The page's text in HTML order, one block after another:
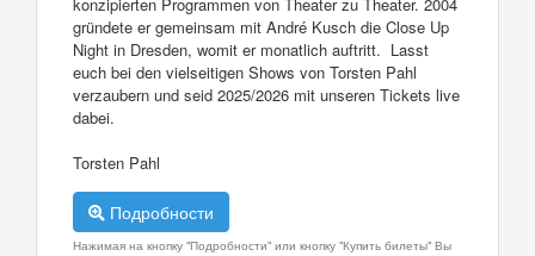
konzipierten Programmen von Theater zu Theater. 2004
gründete er gemeinsam mit André Kusch die Close Up
Night in Dresden, womit er monatlich auftritt. Lasst
euch bei den vielseitigen Shows von Torsten Pahl
verzaubern und seid 2025/2026 mit unseren Tickets live
dabei.
Torsten Pahl
Подробности
Нажимая на кнопку "Подробности" или кнопку "Купить билеты" Вы